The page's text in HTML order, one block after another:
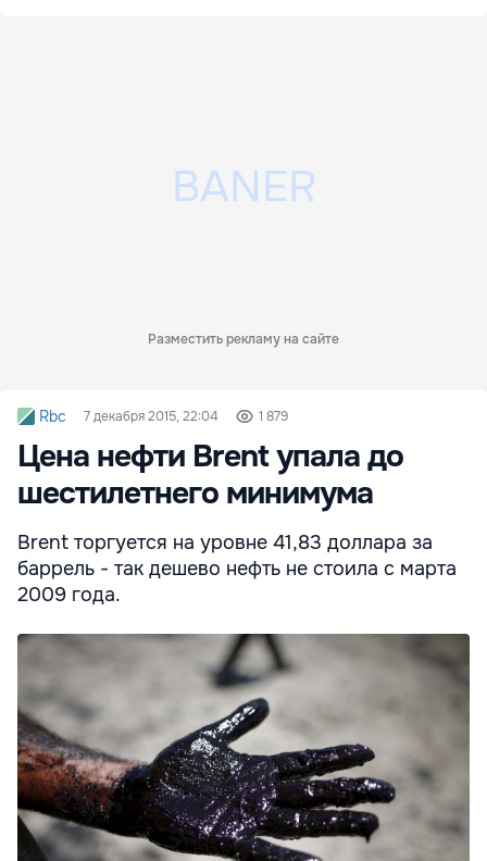
Разместить рекламу на сайте
Rbc 7 декабря 2015, 22:04 1 879
Цена нефти Brent упала до
шестилетнего минимума
Brent торгуется на уровне 41,83 доллара за
баррель - так дешево нефть не стоила с марта
2009 года.